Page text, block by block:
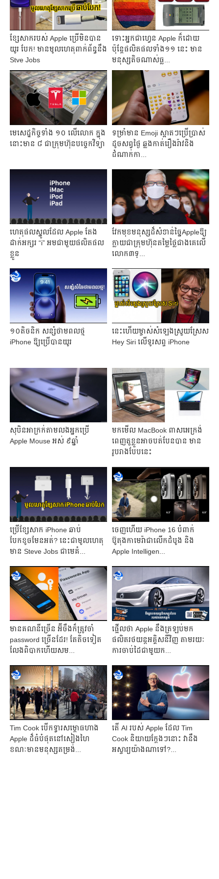
ខ្សែសាករបស់ Apple ប្រើមិនបាន
យូរ បែក! មានមូលហេតុពាក់ព័ន្ធនឹង
Stve Jobs
ទោះអ្នកជាហ្វេន Apple ក៏ដោយ
ប៉ុន្ដែផលិតផលទាំង១១ នេះ មាន
មនុស្សតិចណាស់ធ្ល...
មេសេដ្ឋកិច្ចទាំង ១០ លើលោក ក្នុង
នោះមាន ៨ ជាក្រុមហ៊ុនបច្ចេកវិទ្យា
ទម្រាំមាន Emoji ស្អាតៗប្រើប្រាស់
ដូចសព្វថ្ងៃ ឆ្លងកាត់រឿងរ៉ាវនិង
ដំណាក់កា...
ហេតុផលស្នូលដែល Apple តែង
ដាក់អក្សរ “i” អមជាមួយផលិតផល
ខ្លួន
វែកមុខមនុស្សដ៏សំខាន់ច្នៃAppleឱ្យ
ក្លាយជាក្រុមហ៊ុនតម្លៃថ្លៃជាងគេលើ
លោក៣ទ្...
១០តិចនិក សន្សំថាមពលថ្ម
iPhone ឱ្យប្រើបានយូរ
នេះហើយម្ចាស់សំឡេងស្រួយស្រែស
Hey Siri លើទូរសព្ទ iPhone
សុបិនអាក្រក់តាមលងអ្នកប្រើ
Apple Mouse អស់ ៩ឆ្នាំ
មកមើល MacBook ពាសអេក្រង់
ពេញតួខ្លួនអាចបត់បែនបាន មាន
រូបរាងបែបនេះ
ប្រើខ្សែសាក iPhone ឆាប់
បែកខូចមែនអត់? នេះជាមូលហេតុ
មាន Steve Jobs ជាមេគំ...
ចេញហើយ iPhone 16 បំពាក់​
ប៊ូតុងកាមេរ៉ាជាលើកដំបូង ​​និង
Apple Intelligen...
មានគណនីច្រើន អ៊ីចឹងក៏ត្រូវចាំ
password ច្រើនដែរ! តែតិចទៀត
លែងពិបាកហើយសម...
ផ្អើលថា Apple នឹងត្រឡប់មក
ផលិត​រថយន្តអគ្គិសនីវិញ តាមរយៈ​
ការចាប់ដៃជាមួយក...
Tim Cook បើកទ្វារសម្ពោធហាង
Apple ដ៏ធំបំផុត​នៅសៀងហៃ
ខណៈមាន​មនុស្សតម្រង់...
តើ AI របស់ Apple ដែល​ Tim
Cook និយាយក្តែងៗនោះ វានឹង​
អស្ចារ្យយ៉ាងណាទៅ?...